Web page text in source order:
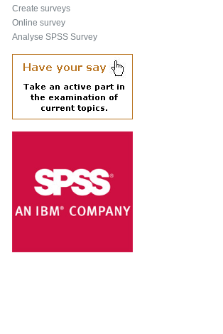
Create surveys
Online survey
Analyse SPSS Survey